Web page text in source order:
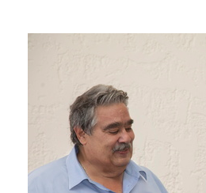
2010
2006